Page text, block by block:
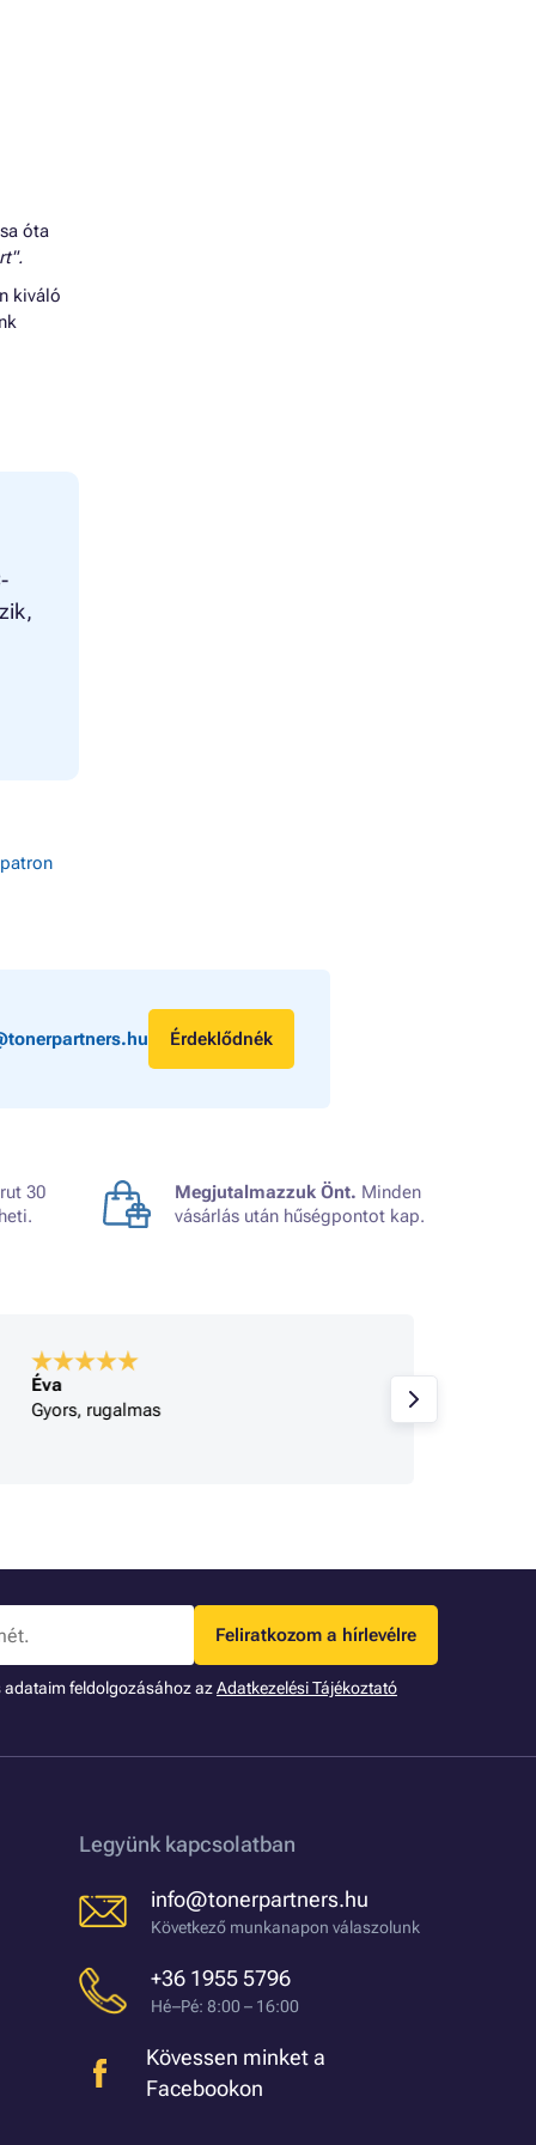
óta
kiváló
Érdeklődnék
30
Megjutalmazzuk Önt. Minden
vásárlás után hűségpontot kap.
Éva
Gyors, rugalmas
Feliratkozom a hírlevélre
adataim feldolgozásához azAdatkezelési Tájékoztató
Legyünk kapcsolatban
info@tonerpartners.hu
Következő munkanapon válaszolunk
+36 1955 5796
Hé–Pé: 8:00 – 16:00
Kövessen minket a
Facebookon